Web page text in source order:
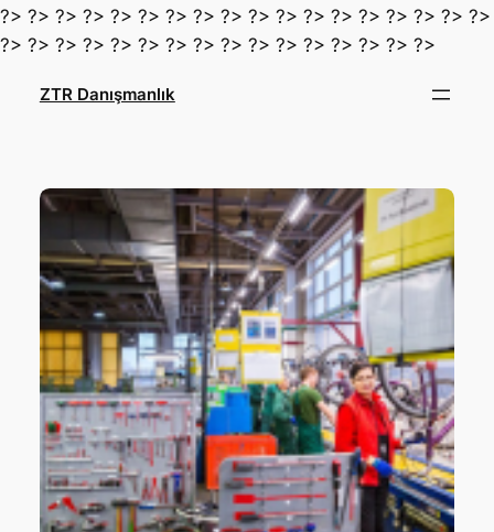
?> ?> ?> ?> ?> ?> ?> ?> ?> ?> ?> ?> ?> ?> ?> ?> ?> ?>
?> ?> ?> ?> ?> ?> ?> ?> ?> ?> ?> ?> ?> ?> ?> ?>
ZTR Danışmanlık